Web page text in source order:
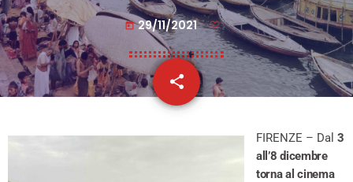
today 29/11/2021
share
email
FIRENZE – Dal 3
all’8 dicembre
torna al cinema